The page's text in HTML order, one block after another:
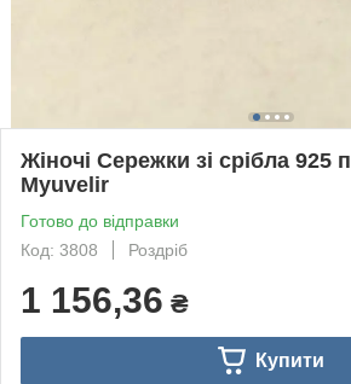
Жіночі Сережки зі срібла 925
Myuvelir
Готово до відправки
Код: 3808
Роздріб
1 156,36 ₴
Купити